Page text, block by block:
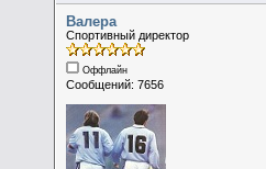
Валера
Спортивный директор
Оффлайн
Сообщений: 7656